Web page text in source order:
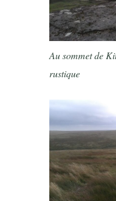
Au sommet de
rustique